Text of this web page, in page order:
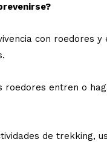
con roedores y
roedores entren o
de trekking,